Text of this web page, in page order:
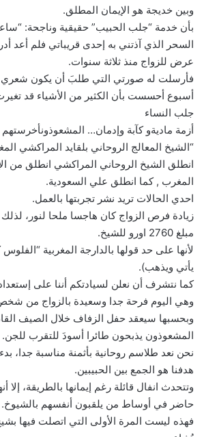
وبين خديجة هو الإيمان المطلق.
بأن خدمة “جلب الحبيب” حقيقية وناجحة:
السحر الذي آذتني به إحدى قريباتي فلم أعد
عرض للزواج منذ ثلاثة سنوات.
فأرسلت له صورتي التي طلبَ أن يكون شعري
أسبوع أحسست بأن الكثير من الأشياء قد
جلب النساء
أزمة ماديةو كآبة وإدمان… المشعوذونأخرستهم
“الشيخ المعالج الروحاني بلقايد المراكشي
انطلق الشيخ الروحاني المراكشي انطلق من
المغرب , كما انطلق علي السعودية.
احدي الحالات تريد نشر تجربتها بالعمل.
زيادة فرص الزواج كان هاجسا ملحا لنور،
مبلغ 2760 اورو للشيخ.
لأنها على حد قولها بالدارجة المغربية
يأتي ويذهب).
كما نتشرف أن نعلن لسيادتكم أننا على
وهي اليوم فرحة جدا وسعيدة بالزواج من
وبحسبها سيعقد حفل الزفاف خلال الصيف
المشعوذون يذبحون طائرا أسودَ للتقرب للجن.
هدفنا هو الجمع بين الحبيبين.
وتتحدث انفال قائلة رغم إيمانها بالطريقة،
حاضر في أوساط من يلقبون أنفسهم بالشيوخ.
فهذه ليست المرة الأولى التي اتصلت فيها